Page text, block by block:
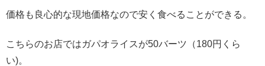
価格も良心的な現地価格なので安く食べることができる。
こちらのお店ではガパオライスが50バーツ（180円くら
い)。